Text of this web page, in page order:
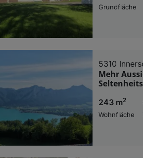
Grundfläche
5310
Mehr
243 m2
Wohnfläche